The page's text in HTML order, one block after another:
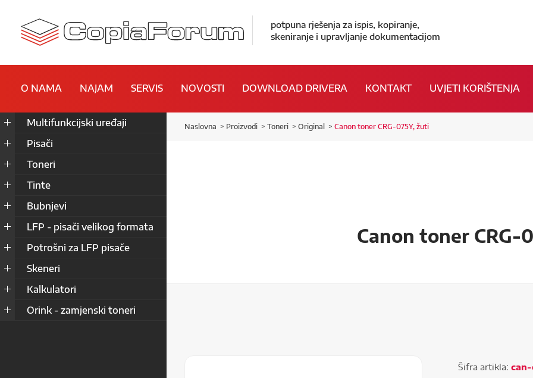
potpuna rješenja za ispis, kopiranje,
skeniranje i upravljanje dokumentacijom
O NAMA NAJAM SERVIS NOVOSTI DOWNLOAD DRIVERA KONTAKT UVJETI KORIŠTENJA
Multifunkcijski uređaji
Pisači
Toneri
Tinte
Bubnjevi
LFP - pisači velikog formata
Potrošni za LFP pisače
Skeneri
Kalkulatori
Orink - zamjenski toneri
Naslovna Proizvodi Toneri Original Canon toner CRG-075Y, žuti
Canon toner CRG-
Šifra artikla: